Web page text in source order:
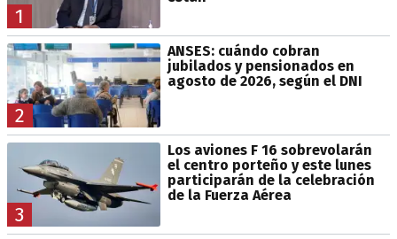
1
2
ANSES: cuándo cobran
jubilados y pensionados en
agosto de 2026, según el DNI
3
Los aviones F 16 sobrevolarán
el centro porteño y este lunes
participarán de la celebración
de la Fuerza Aérea